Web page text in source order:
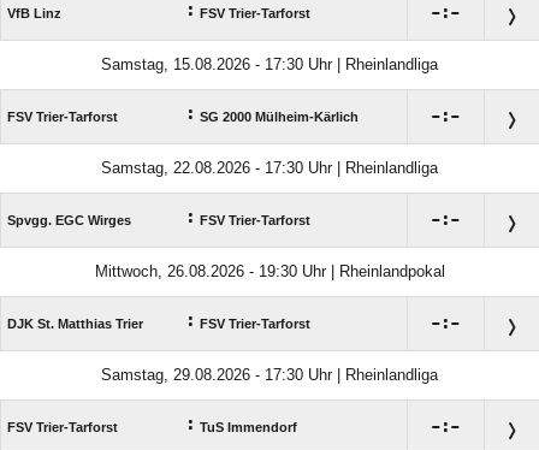
VfB Linz : FSV Trier-Tarforst :
Samstag, 15.08.2026 - 17:30 Uhr | Rheinlandliga
FSV Trier-Tarforst : SG 2000 Mülheim-Kärlich :
Samstag, 22.08.2026 - 17:30 Uhr | Rheinlandliga
Spvgg. EGC Wirges : FSV Trier-Tarforst :
Mittwoch, 26.08.2026 - 19:30 Uhr | Rheinlandpokal
DJK St. Matthias Trier : FSV Trier-Tarforst :
Samstag, 29.08.2026 - 17:30 Uhr | Rheinlandliga
FSV Trier-Tarforst : TuS Immendorf :